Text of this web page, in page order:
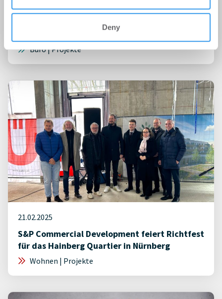
Deny
S&P Commercial Development wandelt für
Sparkasse Erlangen Büroimmobilie in
nachhaltige Bildungsimmobilie um
Büro | Projekte
21.02.2025
S&P Commercial Development feiert Richtfest
für das Hainberg Quartier in Nürnberg
Wohnen | Projekte